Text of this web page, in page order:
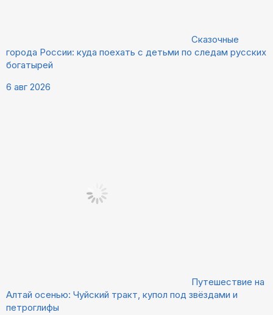
Сказочные
города России: куда поехать с детьми по следам русских
богатырей
6 авг 2026
Путешествие на
Алтай осенью: Чуйский тракт, купол под звёздами и
петроглифы